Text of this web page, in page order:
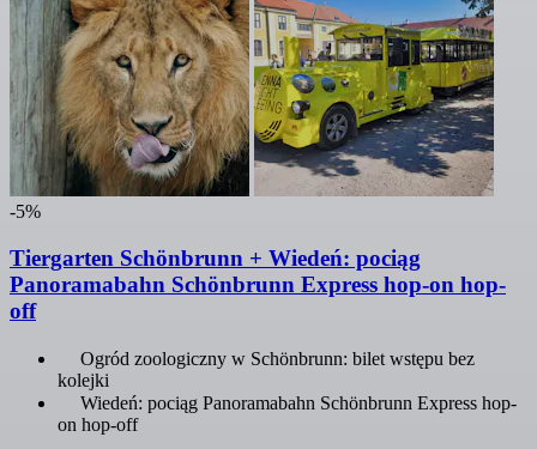
-5%
Tiergarten Schönbrunn + Wiedeń: pociąg
Panoramabahn Schönbrunn Express hop-on hop-
off
Ogród zoologiczny w Schönbrunn: bilet wstępu bez
kolejki
Wiedeń: pociąg Panoramabahn Schönbrunn Express hop-
on hop-off